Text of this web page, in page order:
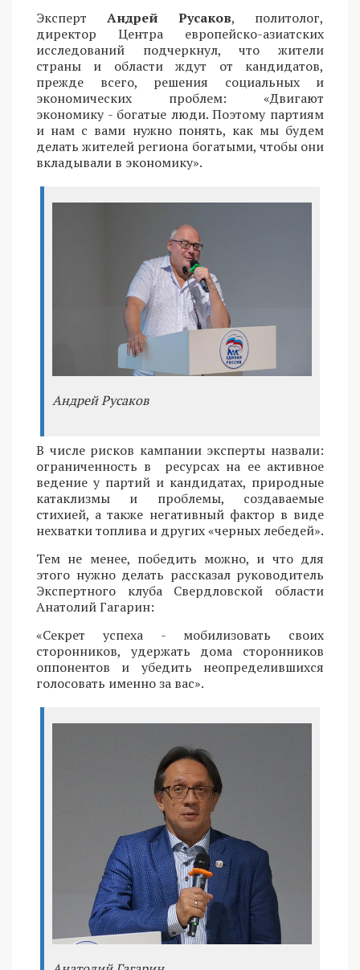
Эксперт Андрей Русаков, политолог,
директор Центра европейско-азиатских
исследований подчеркнул, что жители
страны и области ждут от кандидатов,
прежде всего, решения социальных и
экономических проблем: «Двигают
экономику - богатые люди. Поэтому партиям
и нам с вами нужно понять, как мы будем
делать жителей региона богатыми, чтобы они
вкладывали в экономику».
Андрей Русаков
В числе рисков кампании эксперты назвали:
ограниченность в ресурсах на ее активное
ведение у партий и кандидатах, природные
катаклизмы и проблемы, создаваемые
стихией, а также негативный фактор в виде
нехватки топлива и других «черных лебедей».
Тем не менее, победить можно, и что для
этого нужно делать рассказал руководитель
Экспертного клуба Свердловской области
Анатолий Гагарин:
«Секрет успеха - мобилизовать своих
сторонников, удержать дома сторонников
оппонентов и убедить неопределившихся
голосовать именно за вас».